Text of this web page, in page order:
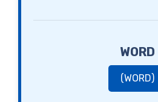
WORD
(WORD)